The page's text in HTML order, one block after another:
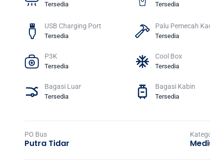
Tersedia Tersedia
USB Charging Port
Tersedia
Palu Pemecah
Tersedia
P3K
Tersedia
Cool Box
Tersedia
Bagasi Luar
Tersedia
Bagasi Kabin
Tersedia
PO Bus
Putra Tidar